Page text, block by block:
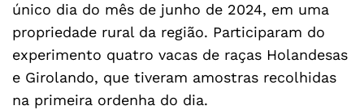
único dia do mês de junho de 2024, em uma
propriedade rural da região. Participaram do
experimento quatro vacas de raças Holandesas
e Girolando, que tiveram amostras recolhidas
na primeira ordenha do dia.